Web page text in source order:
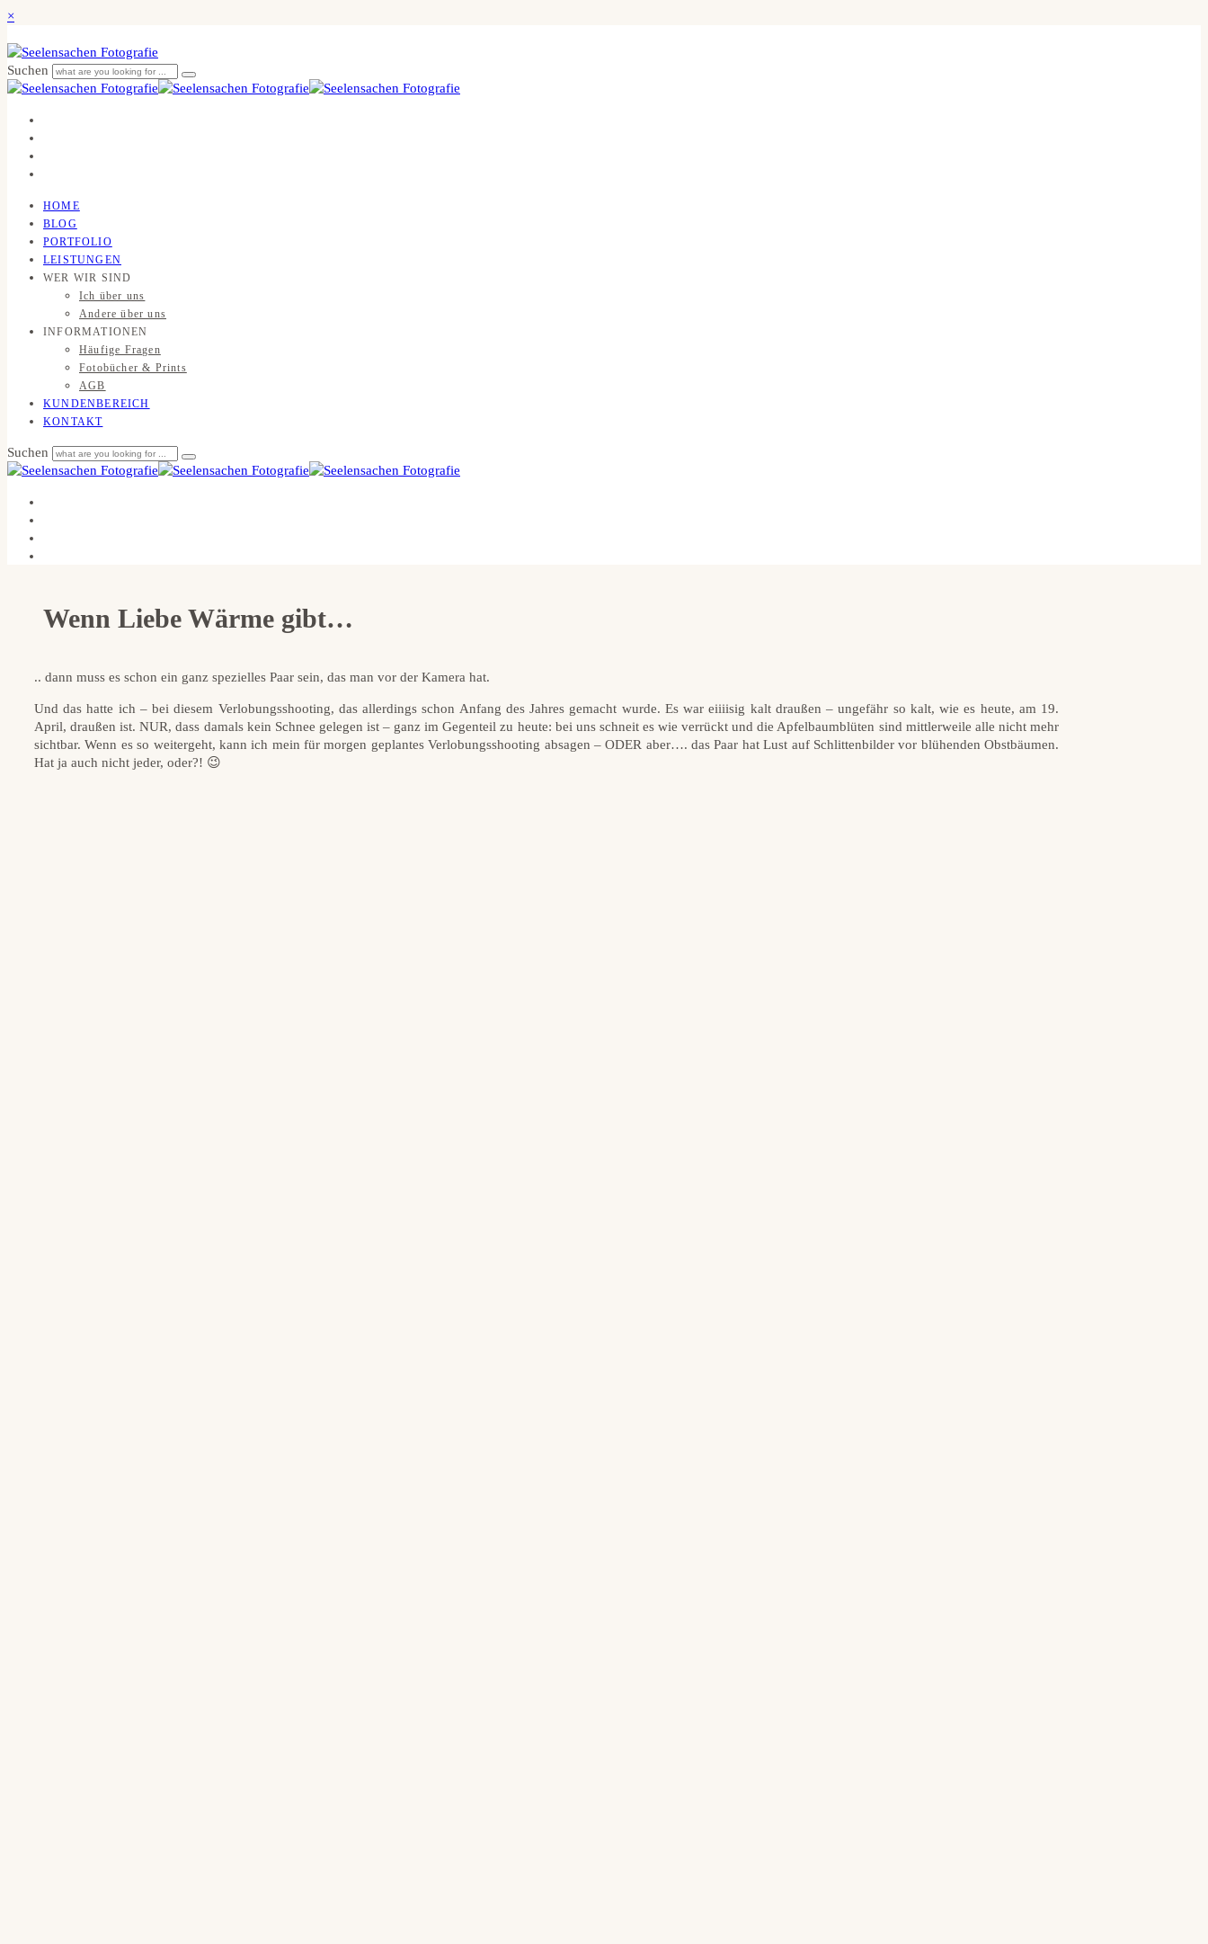
×
Suchen
HOME
BLOG
PORTFOLIO
LEISTUNGEN
WER WIR SIND
Ich über uns
Andere über uns
INFORMATIONEN
Häufige Fragen
Fotobücher & Prints
AGB
KUNDENBEREICH
KONTAKT
Suchen
Wenn Liebe Wärme gibt…
.. dann muss es schon ein ganz spezielles Paar sein, das man vor der Kamera hat.
Und das hatte ich – bei diesem Verlobungsshooting, das allerdings schon Anfang des Jahres gemacht wurde. Es war eiiiisig kalt draußen – ungefähr so kalt, wie es heute, am 19.
April, draußen ist. NUR, dass damals kein Schnee gelegen ist – ganz im Gegenteil zu heute: bei uns schneit es wie verrückt und die Apfelbaumblüten sind mittlerweile alle nicht mehr
sichtbar. Wenn es so weitergeht, kann ich mein für morgen geplantes Verlobungsshooting absagen – ODER aber…. das Paar hat Lust auf Schlittenbilder vor blühenden Obstbäumen.
Hat ja auch nicht jeder, oder?! 😉